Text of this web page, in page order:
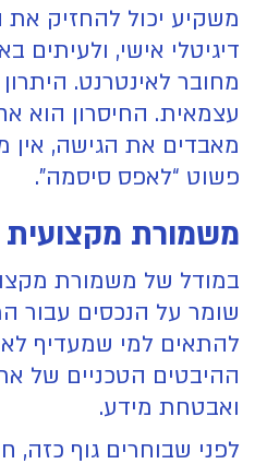
משקיע יכול להחזיק
דיגיטלי אישי, ולעיתים
מחובר לאינטרנט.
עצמאית. החיסרון הוא
מאבדים את הגישה, אין
פשוט “לאפס סיסמה”.
משמורת מקצועית
במודל של משמורת
שומר על הנכסים עבור
להתאים למי שמעדיף
ההיבטים הטכניים של
ואבטחת מידע.
לפני שבוחרים גוף כזה,